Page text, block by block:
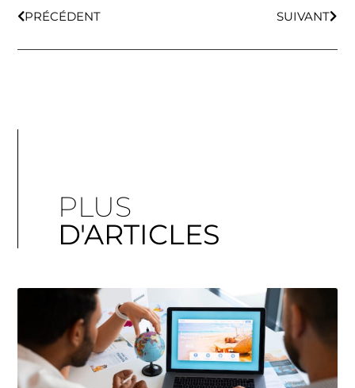
PRÉCÉDENT SUIVANT
PLUS
D'ARTICLES